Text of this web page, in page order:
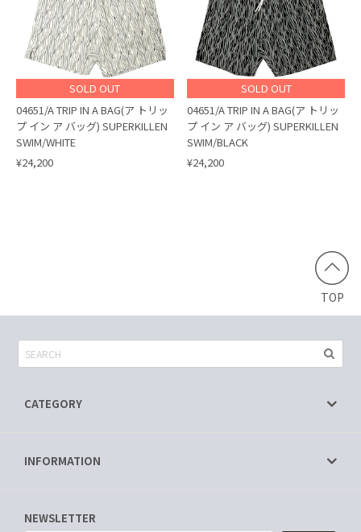
SOLD OUT
04651/A TRIP IN A BAG(ア トリッ
プ イン ア バッグ) SUPERKILLEN
SWIM/WHITE
¥24,200
SOLD OUT
04651/A TRIP IN A BAG(ア トリッ
プ イン ア バッグ) SUPERKILLEN
SWIM/BLACK
¥24,200
TOP
CATEGORY
INFORMATION
NEWSLETTER